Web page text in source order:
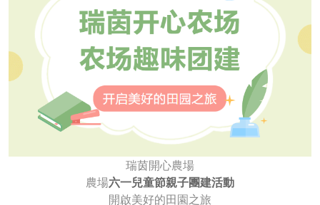
瑞茵開心農場
農場六一兒童節親子團建活動
開啟美好的田園之旅